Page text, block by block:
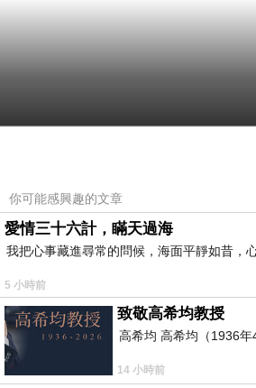
你可能感興趣的文章
愛情三十六計，瞞天過海
我把心事藏進尋常的問候，海面平靜如昔，
5 小時前
致敬高希均教授
高希均 高希均（1936
14 小時前